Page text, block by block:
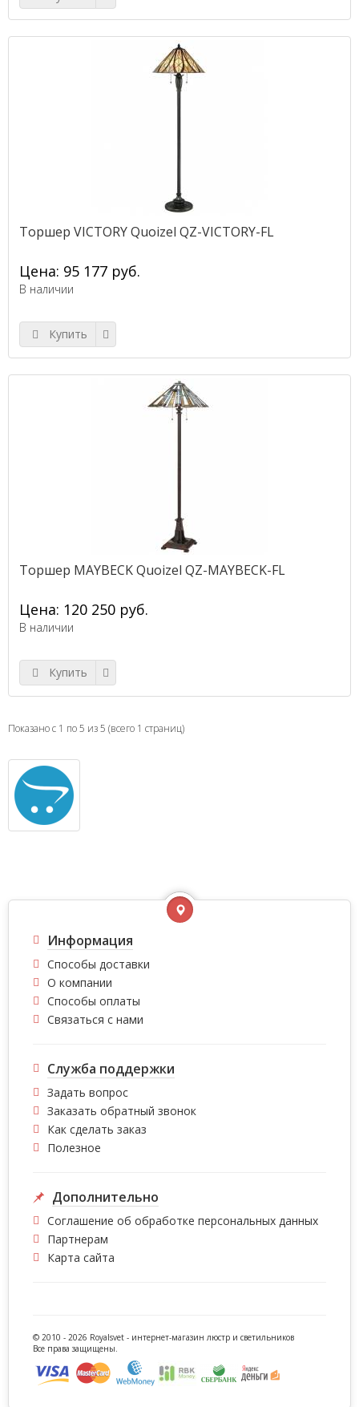
Торшер VICTORY Quoizel QZ-VICTORY-FL
Цена: 95 177 руб.
В наличии
Купить
Торшер MAYBECK Quoizel QZ-MAYBECK-FL
Цена: 120 250 руб.
В наличии
Купить
Показано с 1 по 5 из 5 (всего 1 страниц)
Информация
Способы доставки
О компании
Способы оплаты
Связаться с нами
Служба поддержки
Задать вопрос
Заказать обратный звонок
Как сделать заказ
Полезное
Дополнительно
Соглашение об обработке персональных данных
Партнерам
Карта сайта
© 2010 - 2026 Royalsvet - интернет-магазин люстр и светильников
Все права защищены.